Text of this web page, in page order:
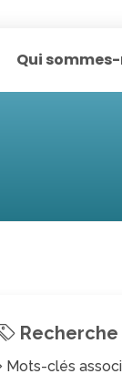
Qui
Mots-clés